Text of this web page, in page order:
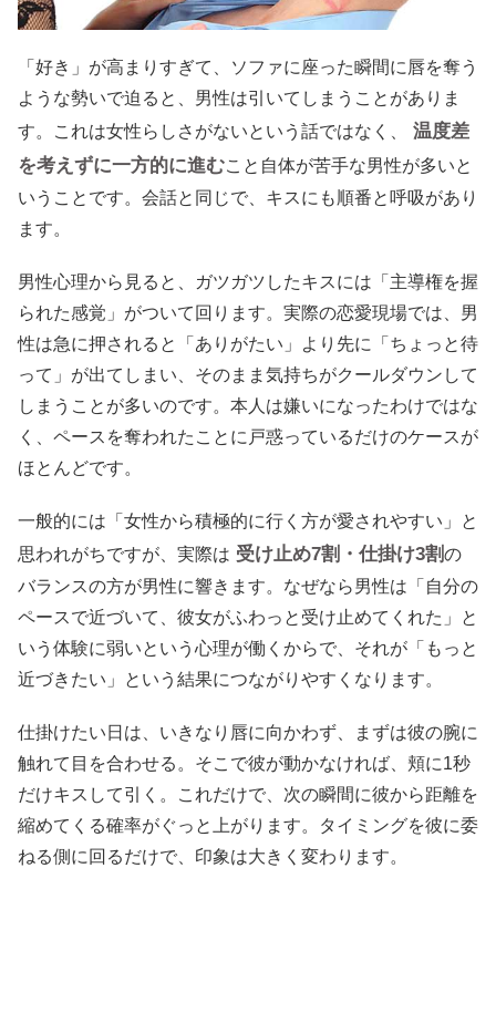
「好き」が高まりすぎて、ソファに座った瞬間に唇を奪う
ような勢いで迫ると、男性は引いてしまうことがありま
す。これは女性らしさがないという話ではなく、
温度差
を考えずに一方的に進むこと自体が苦手な男性が多いと
いうことです。会話と同じで、キスにも順番と呼吸があり
ます。
男性心理から見ると、ガツガツしたキスには「主導権を握
られた感覚」がついて回ります。実際の恋愛現場では、男
性は急に押されると「ありがたい」より先に「ちょっと待
って」が出てしまい、そのまま気持ちがクールダウンして
しまうことが多いのです。本人は嫌いになったわけではな
く、ペースを奪われたことに戸惑っているだけのケースが
ほとんどです。
一般的には「女性から積極的に行く方が愛されやすい」と
思われがちですが、実際は 受け止め7割・仕掛け3割の
バランスの方が男性に響きます。なぜなら男性は「自分の
ペースで近づいて、彼女がふわっと受け止めてくれた」と
いう体験に弱いという心理が働くからで、それが「もっと
近づきたい」という結果につながりやすくなります。
仕掛けたい日は、いきなり唇に向かわず、まずは彼の腕に
触れて目を合わせる。そこで彼が動かなければ、頬に1秒
だけキスして引く。これだけで、次の瞬間に彼から距離を
縮めてくる確率がぐっと上がります。タイミングを彼に委
ねる側に回るだけで、印象は大きく変わります。